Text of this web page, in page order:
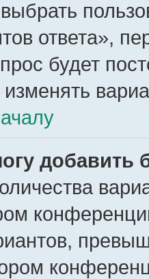
ответа»,
будет
добавить